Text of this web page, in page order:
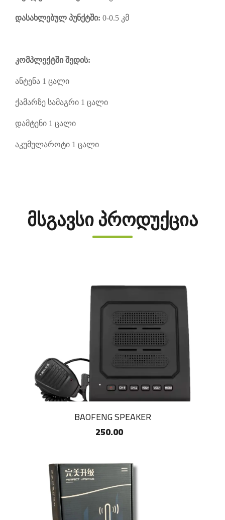
დასახლებულ პუნქტში: 0-0.5 კმ
კომპლექტში შედის:
ანტენა 1 ცალი
ქამარზე სამაგრი 1 ცალი
დამტენი 1 ცალი
აკუმულაროტი 1 ცალი
მსგავსი პროდუქცია
BAOFENG SPEAKER
250.00